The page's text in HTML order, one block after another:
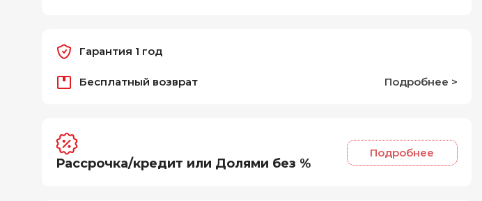
Гарантия 1 год
Бесплатный возврат Подробнее >
Рассрочка/кредит или Долями без %
Подробнее